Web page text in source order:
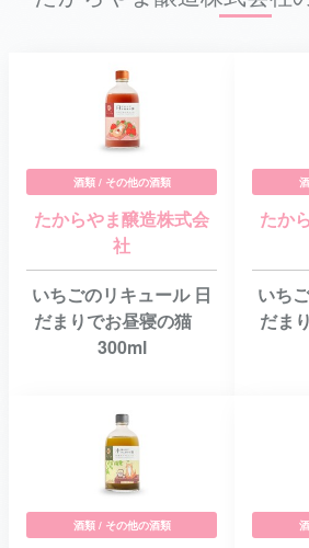
酒類 / その他の酒類
たからやま醸造株式会
社
いちごのリキュール 日
だまりでお昼寝の猫
300ml
たか
いち
だま
酒類 / その他の酒類